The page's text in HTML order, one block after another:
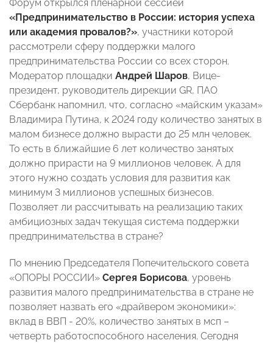
Форум открылся пленарной сессией
«Предпринимательство в России: история успеха
или академия провалов?», участники которой
рассмотрели сферу поддержки малого
предпринимательства России со всех сторон.
Модератор площадки Андрей Шаров, Вице-
президент, руководитель дирекции GR, ПАО
Сбербанк напомнил, что, согласно «майским указам»
Владимира Путина, к 2024 году количество занятых в
малом бизнесе должно вырасти до 25 млн человек.
То есть в ближайшие 6 лет количество занятых
должно прирасти на 9 миллионов человек. А для
этого нужно создать условия для развития как
минимум 3 миллионов успешных бизнесов.
Позволяет ли рассчитывать на реализацию таких
амбициозных задач текущая система поддержки
предпринимательства в стране?
По мнению Председателя Попечительского совета
«ОПОРЫ РОССИИ» Сергея Борисова, уровень
развития малого предпринимательства в стране не
позволяет назвать его «драйвером экономики»:
вклад в ВВП - 20%, количество занятых в мсп –
четверть работоспособного населения. Сегодня